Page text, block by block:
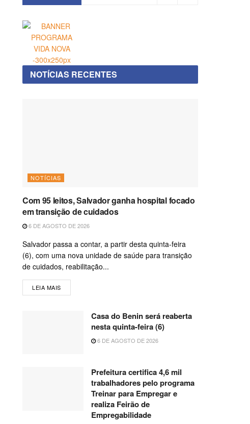
NOTÍCIAS RECENTES
NOTÍCIAS
Com 95 leitos, Salvador ganha hospital focado
em transição de cuidados
6 DE AGOSTO DE 2026
Salvador passa a contar, a partir desta quinta-feira
(6), com uma nova unidade de saúde para transição
de cuidados, reabilitação...
LEIA MAIS
Casa do Benin será reaberta
nesta quinta-feira (6)
6 DE AGOSTO DE 2026
Prefeitura certifica 4,6 mil
trabalhadores pelo programa
Treinar para Empregar e
realiza Feirão de
Empregabilidade